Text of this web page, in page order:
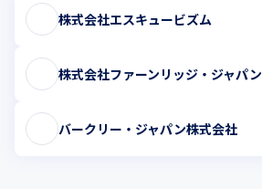
株式会社エスキュービズム
株式会社ファーンリッジ・ジャパン
バークリー・ジャパン株式会社